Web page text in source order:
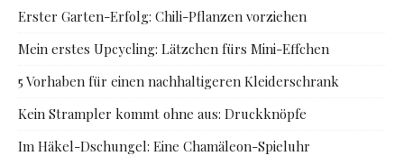
Erster Garten-Erfolg: Chili-Pflanzen vorziehen
Mein erstes Upcycling: Lätzchen fürs Mini-Effchen
5 Vorhaben für einen nachhaltigeren Kleiderschrank
Kein Strampler kommt ohne aus: Druckknöpfe
Im Häkel-Dschungel: Eine Chamäleon-Spieluhr